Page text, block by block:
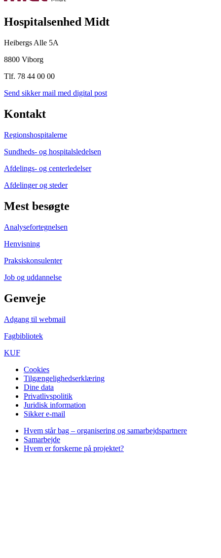
Hospitalsenhed Midt
Heibergs Alle 5A
8800 Viborg
Tlf. 78 44 00 00
Send sikker mail med digital post
Kontakt
Regionshospitalerne
Sundheds- og hospitalsledelsen
Afdelings- og centerledelser
Afdelinger og steder
Mest besøgte
Analysefortegnelsen
Henvisning
Praksiskonsulenter
Job og uddannelse
Genveje
Adgang til webmail
Fagbibliotek
KUF
Cookies
Tilgængelighedserklæring
Dine data
Privatlivspolitik
Juridisk information
Sikker e-mail
Hvem står bag – organisering og samarbejdspartnere
Samarbejde
Hvem er forskerne på projektet?